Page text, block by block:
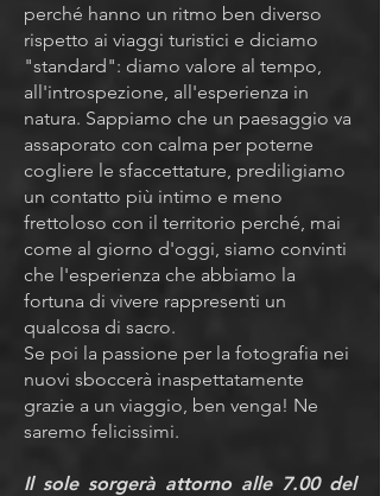
perché hanno un ritmo ben diverso
rispetto ai viaggi turistici e diciamo
"standard": diamo valore al tempo,
all'introspezione, all'esperienza in
natura. Sappiamo che un paesaggio va
assaporato con calma per poterne
cogliere le sfaccettature, prediligiamo
un contatto più intimo e meno
frettoloso con il territorio perché, mai
come al giorno d'oggi, siamo convinti
che l'esperienza che abbiamo la
fortuna di vivere rappresenti un
qualcosa di sacro.
Se poi la passione per la fotografia nei
nuovi sboccerà inaspettatamente
grazie a un viaggio, ben venga! Ne
saremo felicissimi.
Il sole sorgerà attorno alle 7.00 del